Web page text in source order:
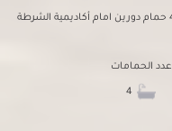
فيلا للبيع داخل كمبوند مساحة 200 متر 4 غرف + 4 حمام دورين امام أكاديمية الشرطة
عدد الحمامات